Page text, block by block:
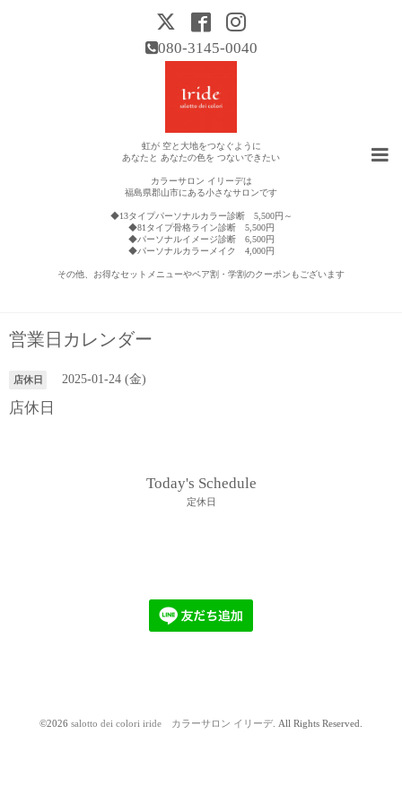
080-3145-0040
虹が 空と大地をつなぐように
あなたと あなたの色を つないできたい
カラーサロン イリーデは
福島県郡山市にある小さなサロンです
◆13タイプパーソナルカラー診断 5,500円～
◆81タイプ骨格ライン診断 5,500円
◆パーソナルイメージ診断 6,500円
◆パーソナルカラーメイク 4,000円
その他、お得なセットメニューやペア割・学割のクーポンもございます
営業日カレンダー
店休日 2025-01-24 (金)
店休日
Today's Schedule
定休日
©2026 salotto dei colori iride カラーサロン イリーデ. All Rights Reserved.